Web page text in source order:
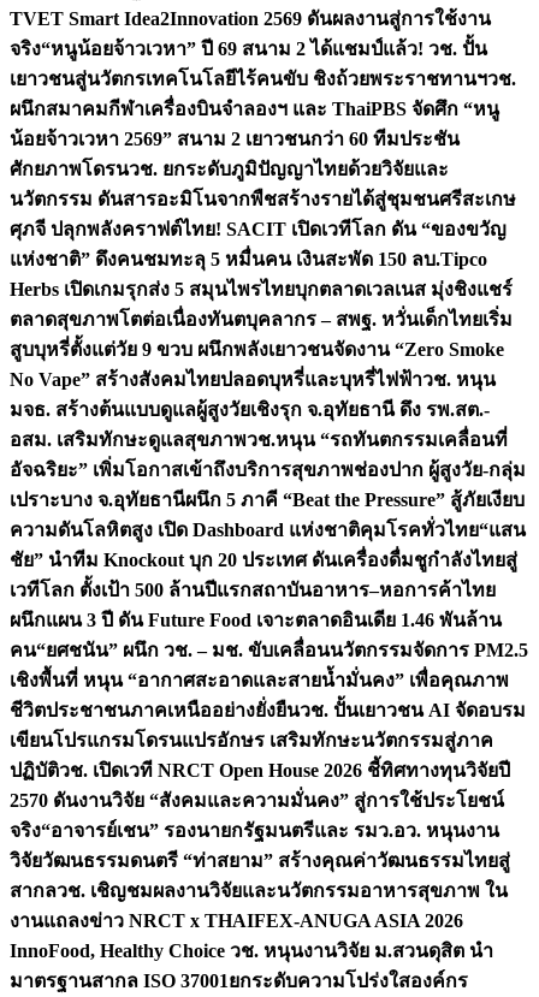
TVET Smart Idea2Innovation 2569 ดันผลงานสู่การใช้งาน
จริง“หนูน้อยจ้าวเวหา” ปี 69 สนาม 2 ได้แชมป์แล้ว! วช. ปั้น
เยาวชนสู่นวัตกรเทคโนโลยีไร้คนขับ ชิงถ้วยพระราชทานฯวช.
ผนึกสมาคมกีฬาเครื่องบินจำลองฯ และ ThaiPBS จัดศึก “หนู
น้อยจ้าวเวหา 2569” สนาม 2 เยาวชนกว่า 60 ทีมประชัน
ศักยภาพโดรนวช. ยกระดับภูมิปัญญาไทยด้วยวิจัยและ
นวัตกรรม ดันสารอะมิโนจากพืชสร้างรายได้สู่ชุมชนศรีสะเกษ
ศุภจี ปลุกพลังคราฟต์ไทย! SACIT เปิดเวทีโลก ดัน “ของขวัญ
แห่งชาติ” ดึงคนชมทะลุ 5 หมื่นคน เงินสะพัด 150 ลบ.Tipco
Herbs เปิดเกมรุกส่ง 5 สมุนไพรไทยบุกตลาดเวลเนส มุ่งชิงแชร์
ตลาดสุขภาพโตต่อเนื่องทันตบุคลากร – สพฐ. หวั่นเด็กไทยเริ่ม
สูบบุหรี่ตั้งแต่วัย 9 ขวบ ผนึกพลังเยาวชนจัดงาน “Zero Smoke
No Vape” สร้างสังคมไทยปลอดบุหรี่และบุหรี่ไฟฟ้าวช. หนุน
มจธ. สร้างต้นแบบดูแลผู้สูงวัยเชิงรุก จ.อุทัยธานี ดึง รพ.สต.-
อสม. เสริมทักษะดูแลสุขภาพวช.หนุน “รถทันตกรรมเคลื่อนที่
อัจฉริยะ” เพิ่มโอกาสเข้าถึงบริการสุขภาพช่องปาก ผู้สูงวัย-กลุ่ม
เปราะบาง จ.อุทัยธานีผนึก 5 ภาคี “Beat the Pressure” สู้ภัยเงียบ
ความดันโลหิตสูง เปิด Dashboard แห่งชาติคุมโรคทั่วไทย“แสน
ชัย” นำทีม Knockout บุก 20 ประเทศ ดันเครื่องดื่มชูกำลังไทยสู่
เวทีโลก ตั้งเป้า 500 ล้านปีแรกสถาบันอาหาร–หอการค้าไทย
ผนึกแผน 3 ปี ดัน Future Food เจาะตลาดอินเดีย 1.46 พันล้าน
คน“ยศชนัน” ผนึก วช. – มช. ขับเคลื่อนนวัตกรรมจัดการ PM2.5
เชิงพื้นที่ หนุน “อากาศสะอาดและสายน้ำมั่นคง” เพื่อคุณภาพ
ชีวิตประชาชนภาคเหนืออย่างยั่งยืนวช. ปั้นเยาวชน AI จัดอบรม
เขียนโปรแกรมโดรนแปรอักษร เสริมทักษะนวัตกรรมสู่ภาค
ปฏิบัติวช. เปิดเวที NRCT Open House 2026 ชี้ทิศทางทุนวิจัยปี
2570 ดันงานวิจัย “สังคมและความมั่นคง” สู่การใช้ประโยชน์
จริง“อาจารย์เชน” รองนายกรัฐมนตรีและ รมว.อว. หนุนงาน
วิจัยวัฒนธรรมดนตรี “ท่าสยาม” สร้างคุณค่าวัฒนธรรมไทยสู่
สากลวช. เชิญชมผลงานวิจัยและนวัตกรรมอาหารสุขภาพ ใน
งานแถลงข่าว NRCT x THAIFEX-ANUGA ASIA 2026
InnoFood, Healthy Choice วช. หนุนงานวิจัย ม.สวนดุสิต นำ
มาตรฐานสากล ISO 37001ยกระดับความโปร่งใสองค์กร